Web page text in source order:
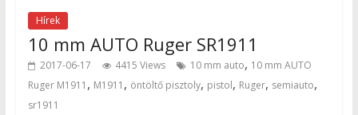
Hírek
10 mm AUTO Ruger SR1911
2017-06-17 4415 Views 10 mm auto, 10 mm AUTO
Ruger M1911 , M1911 , öntöltő pisztoly, pistol, Ruger, semiauto,
sr1911